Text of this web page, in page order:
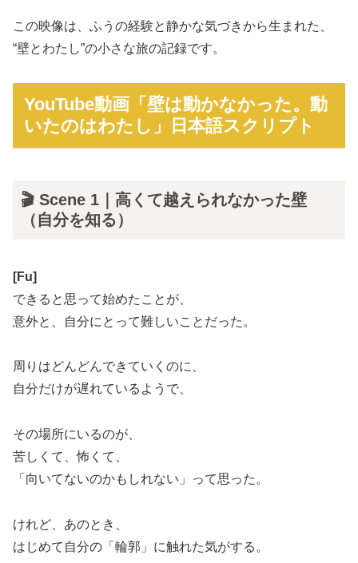
この映像は、ふうの経験と静かな気づきから生まれた、
“壁とわたし”の小さな旅の記録です。
YouTube動画「壁は動かなかった。動
いたのはわたし」日本語スクリプト
🎬 Scene 1｜高くて越えられなかった壁
（自分を知る）
[Fu]
できると思って始めたことが、
意外と、自分にとって難しいことだった。
周りはどんどんできていくのに、
自分だけが遅れているようで、
その場所にいるのが、
苦しくて、怖くて、
「向いてないのかもしれない」って思った。
けれど、あのとき、
はじめて自分の「輪郭」に触れた気がする。